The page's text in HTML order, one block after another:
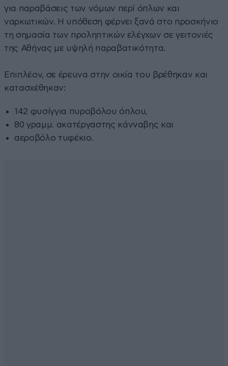
για παραβάσεις των νόμων περί όπλων και
ναρκωτικών. Η υπόθεση φέρνει ξανά στο προσκήνιο
τη σημασία των προληπτικών ελέγχων σε γειτονιές
της Αθήνας με υψηλή παραβατικότητα.
Επιπλέον, σε έρευνα στην οικία του βρέθηκαν και
κατασχέθηκαν:
142 φυσίγγια πυροβόλου όπλου,
80 γραμμ. ακατέργαστης κάνναβης και
αεροβόλο τυφέκιο.